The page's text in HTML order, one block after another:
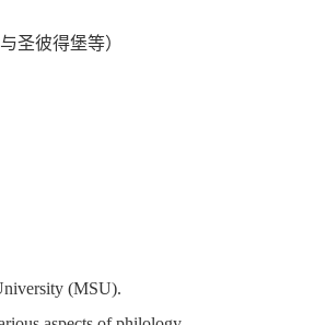
圣彼得堡等）
(MSU).